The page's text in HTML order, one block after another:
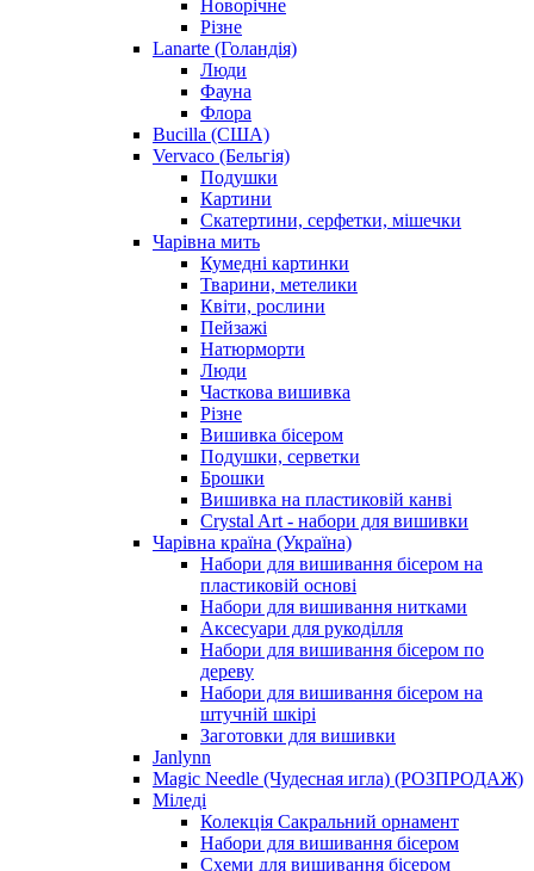
Новорічне
Різне
Lanarte (Голандія)
Люди
Фауна
Флора
Bucilla (США)
Vervaco (Бельгія)
Подушки
Картини
Скатертини, серфетки, мішечки
Чарiвна мить
Кумедні картинки
Тварини, метелики
Квіти, рослини
Пейзажі
Натюрморти
Люди
Часткова вишивка
Різне
Вишивка бісером
Подушки, серветки
Брошки
Вишивка на пластиковій канві
Crystal Art - набори для вишивки
Чарівна країна (Україна)
Набори для вишивання бісером на
пластиковій основі
Набори для вишивання нитками
Аксесуари для рукоділля
Набори для вишивання бісером по
дереву
Набори для вишивання бісером на
штучній шкірі
Заготовки для вишивки
Janlynn
Magic Needle (Чудесная игла) (РОЗПРОДАЖ)
Міледі
Колекція Сакральний орнамент
Набори для вишивання бісером
Схеми для вишивання бісером